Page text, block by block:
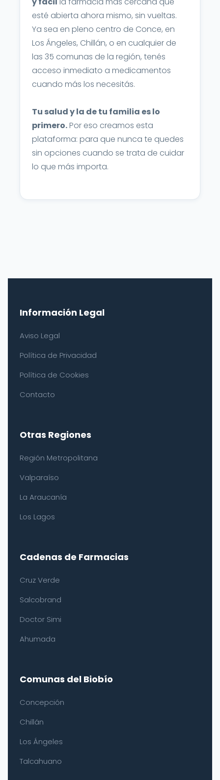
esté abierta ahora mismo, sin vueltas.
Ya sea en pleno centro de Conce, en
Los Ángeles, Chillán, o en cualquier de
las 35 comunas de la región, tenés
acceso inmediato a medicamentos
cuando más los necesitás.
Tu salud y la de tu familia es lo
primero.Por eso creamos esta
plataforma: para que nunca te quedes
sin opciones cuando se trata de cuidar
lo que más importa.
Información Legal
Aviso Legal
Política de Privacidad
Política de Cookies
Contacto
Otras Regiones
Región Metropolitana
Valparaíso
La Araucanía
Los Lagos
Cadenas de Farmacias
Cruz Verde
Salcobrand
Doctor Simi
Ahumada
Comunas del Biobío
Concepción
Chillán
Los Ángeles
Talcahuano